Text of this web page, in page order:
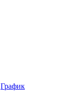
График